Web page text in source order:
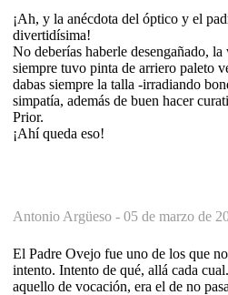
¡Ah, y la anécdota del óptico y el
divertidísima!
No deberías haberle desengañado,
siempre tuvo pinta de arriero paleto
dabas siempre la talla -irradiando
simpatía, además de buen hacer
Prior.
¡Ahí queda eso!
Antonio Argüeso - 05 de marzo de
El Padre Ovejo fue uno de los que
intento. Intento de qué, allá cada
aquello de vocación, era el de no